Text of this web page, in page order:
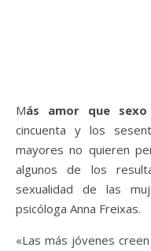
Más amor que sexo
cincuenta y los
mayores no quieren
algunos de los
sexualidad de las
psicóloga Anna Freixas.
«Las más jóvenes